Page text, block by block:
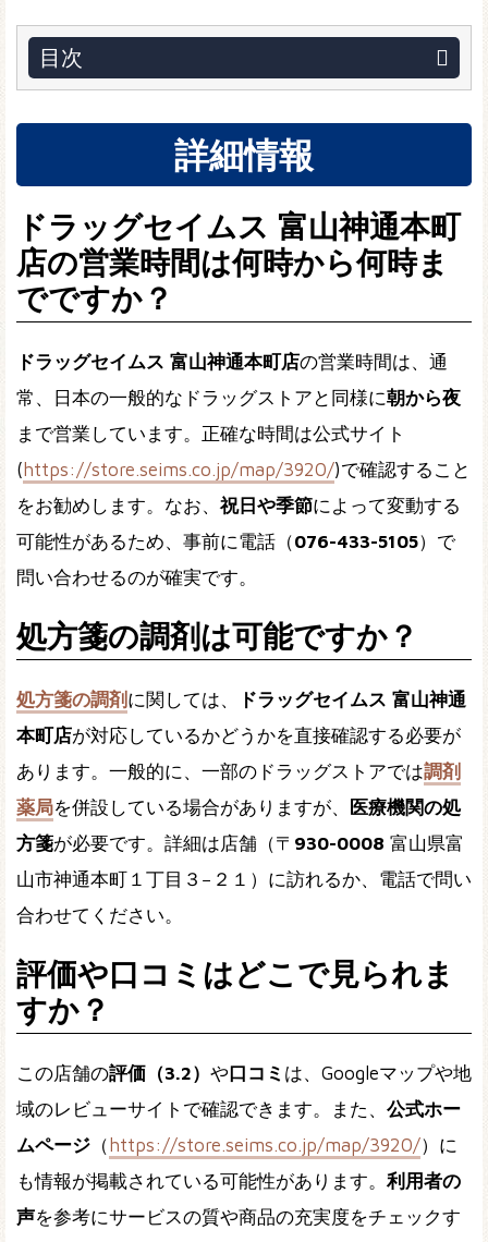
目次
詳細情報
ドラッグセイムス 富山神通本町
店の営業時間は何時から何時ま
でですか？
ドラッグセイムス 富山神通本町店の営業時間は、通
常、日本の一般的なドラッグストアと同様に朝から夜
まで営業しています。正確な時間は公式サイト
( https://store.seims.co.jp/map/3920/)で確認すること
をお勧めします。なお、祝日や季節によって変動する
可能性があるため、事前に電話（076-433-5105）で
問い合わせるのが確実です。
処方箋の調剤は可能ですか？
処方箋の調剤 に関しては、
ドラッグセイムス 富山神通
本町店が対応しているかどうかを直接確認する必要が
あります。一般的に、一部のドラッグストアでは調剤
薬局を併設している場合がありますが、
医療機関の処
方箋が必要です。詳細は店舗（〒 930-0008 富山県富
山市神通本町１丁目３−２１）に訪れるか、電話で問い
合わせてください。
評価や口コミはどこで見られま
すか？
この店舗の評価（3.2） や口コミ は、Googleマップや地
域のレビューサイトで確認できます。また、 公式ホー
ムページ （ https://store.seims.co.jp/map/3920/）に
も情報が掲載されている可能性があります。 利用者の
声を参考にサービスの質や商品の充実度をチェックす